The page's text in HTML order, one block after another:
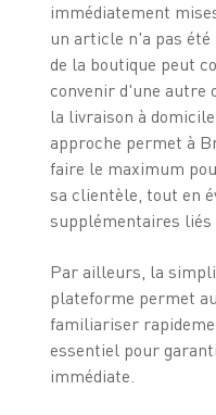
immédiatement
un article n'a pas
de la boutique peut
convenir d'une autre
la livraison à
approche permet à
faire le maximum
sa clientèle, tout en
supplémentaires liés
Par ailleurs, la
plateforme permet
familiariser
essentiel pour
immédiate.